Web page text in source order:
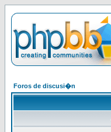
Foros de discusi�n